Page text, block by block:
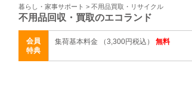
暮らし・家事サポート > 不用品買取・リサイクル
不用品回収・買取のエコランド
会員
特典
集荷基本料金 （3,300円税込） 無料